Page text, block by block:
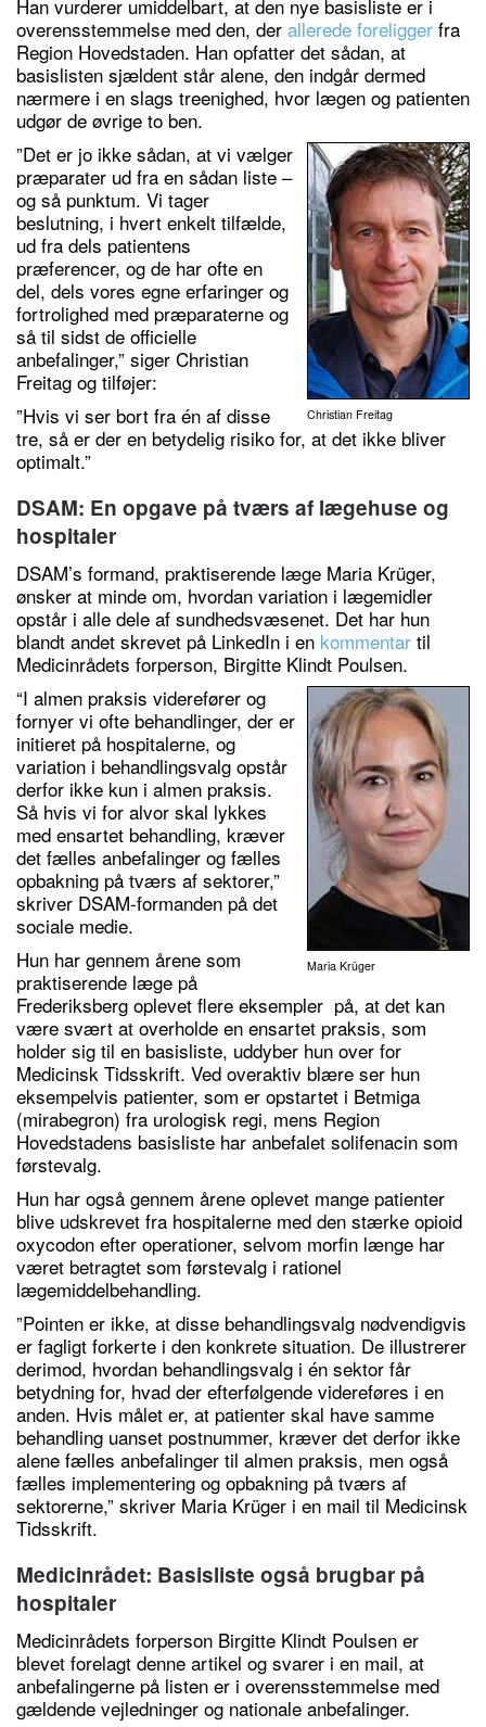
Han vurderer umiddelbart, at den nye basisliste er i
overensstemmelse med den, der allerede foreligger fra
Region Hovedstaden. Han opfatter det sådan, at
basislisten sjældent står alene, den indgår dermed
nærmere i en slags treenighed, hvor lægen og patienten
udgør de øvrige to ben.
Christian Freitag
”Det er jo ikke sådan, at vi vælger
præparater ud fra en sådan liste –
og så punktum. Vi tager
beslutning, i hvert enkelt tilfælde,
ud fra dels patientens
præferencer, og de har ofte en
del, dels vores egne erfaringer og
fortrolighed med præparaterne og
så til sidst de officielle
anbefalinger,” siger Christian
Freitag og tilføjer:
”Hvis vi ser bort fra én af disse
tre, så er der en betydelig risiko for, at det ikke bliver
optimalt.”
DSAM: En opgave på tværs af lægehuse og
hospitaler
DSAM’s formand, praktiserende læge Maria Krüger,
ønsker at minde om, hvordan variation i lægemidler
opstår i alle dele af sundhedsvæsenet. Det har hun
blandt andet skrevet på LinkedIn i en kommentar til
Medicinrådets forperson, Birgitte Klindt Poulsen.
Maria Krüger
“I almen praksis viderefører og
fornyer vi ofte behandlinger, der er
initieret på hospitalerne, og
variation i behandlingsvalg opstår
derfor ikke kun i almen praksis.
Så hvis vi for alvor skal lykkes
med ensartet behandling, kræver
det fælles anbefalinger og fælles
opbakning på tværs af sektorer,”
skriver DSAM-formanden på det
sociale medie.
Hun har gennem årene som
praktiserende læge på
Frederiksberg oplevet flere eksempler på, at det kan
være svært at overholde en ensartet praksis, som
holder sig til en basisliste, uddyber hun over for
Medicinsk Tidsskrift. Ved overaktiv blære ser hun
eksempelvis patienter, som er opstartet i Betmiga
(mirabegron) fra urologisk regi, mens Region
Hovedstadens basisliste har anbefalet solifenacin som
førstevalg.
Hun har også gennem årene oplevet mange patienter
blive udskrevet fra hospitalerne med den stærke opioid
oxycodon efter operationer, selvom morfin længe har
været betragtet som førstevalg i rationel
lægemiddelbehandling.
”Pointen er ikke, at disse behandlingsvalg nødvendigvis
er fagligt forkerte i den konkrete situation. De illustrerer
derimod, hvordan behandlingsvalg i én sektor får
betydning for, hvad der efterfølgende videreføres i en
anden. Hvis målet er, at patienter skal have samme
behandling uanset postnummer, kræver det derfor ikke
alene fælles anbefalinger til almen praksis, men også
fælles implementering og opbakning på tværs af
sektorerne,” skriver Maria Krüger i en mail til Medicinsk
Tidsskrift.
Medicinrådet: Basisliste også brugbar på
hospitaler
Medicinrådets forperson Birgitte Klindt Poulsen er
blevet forelagt denne artikel og svarer i en mail, at
anbefalingerne på listen er i overensstemmelse med
gældende vejledninger og nationale anbefalinger.